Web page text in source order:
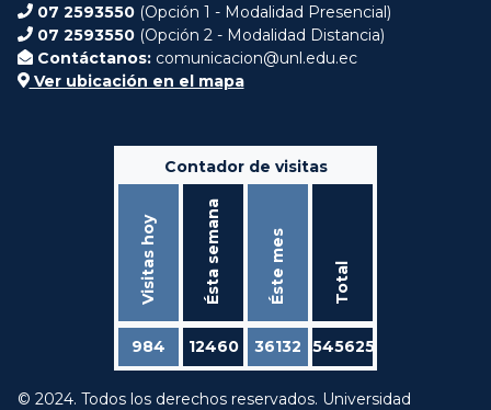
07 2593550 (Opción 1 - Modalidad Presencial)
07 2593550 (Opción 2 - Modalidad Distancia)
Contáctanos: comunicacion@unl.edu.ec
Ver ubicación en el mapa
Contador de visitas
Visitas hoy Ésta semana Éste mes Total
984 12460 36132 545625
© 2024. Todos los derechos reservados. Universidad